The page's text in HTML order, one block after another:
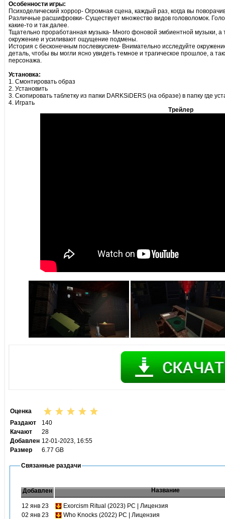
Особенности игры:
Психоделический хоррор- Огромная сцена, каждый раз, когда вы
Различные расшифровки- Существует множество видов головоломок.
какие-то и так далее.
Тщательно проработанная музыка- Много фоновой эмбиентной музыки, а
окружение и усиливают ощущение подмены.
История с бесконечным послевкусием- Внимательно исследуйте
деталь, чтобы вы могли ясно увидеть темное и трагическое прошлое, а
персонажа.
Установка:
1. Смонтировать образ
2. Установить
3. Скопировать таблетку из папки DARKSiDERS (на образе) в папку где
4. Играть
Трейлер
Оценка
Раздают
140
Качают
28
Добавлен 12-01-2023, 16:55
Размер
6.77 GB
Связанные раздачи
Добавлен Название
12 янв 23
Exorcism Ritual (2023) PC | Лицензия
02 янв 23
Who Knocks (2022) PC | Лицензия